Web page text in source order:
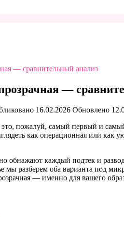
— сравнительный анализ
—
16.02.2026 Обновлено
пожалуй, самый первый и
как операционная или как
обнажают каждый подтек и
мы разберем оба варианта под
— именно для вашего